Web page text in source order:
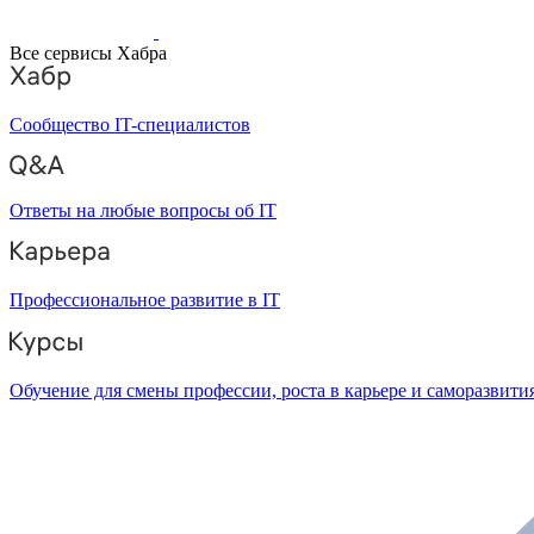
Все сервисы Хабра
Сообщество IT-специалистов
Ответы на любые вопросы об IT
Профессиональное развитие в IT
Обучение для смены профессии, роста в карьере и